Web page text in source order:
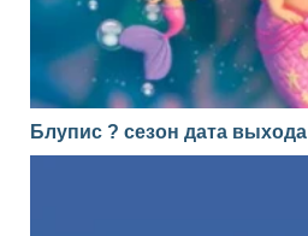
Блупис ? сезон дата выхода